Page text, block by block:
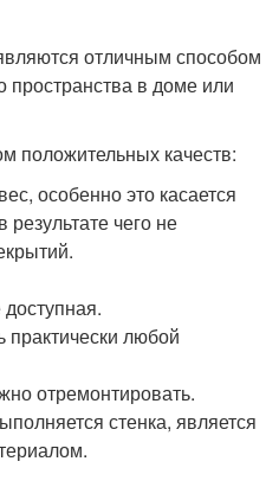
отличным способом
в доме или
положительных качеств:
особенно это касается
результате чего не
практически любой
отремонтировать.
стенка, является